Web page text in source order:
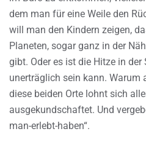
dem man für eine Weile den
will man den Kindern zeigen,
Planeten, sogar ganz in der
gibt. Oder es ist die Hitze in
unerträglich sein kann. Warum
diese beiden Orte lohnt sich
ausgekundschaftet. Und
man-erlebt-haben“.